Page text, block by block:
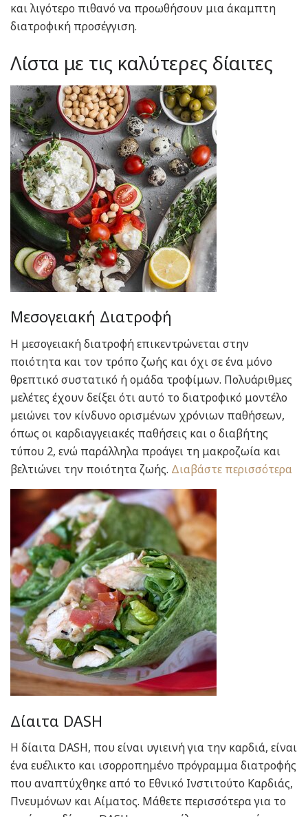
και λιγότερο πιθανό να προωθήσουν μια άκαμπτη
διατροφική προσέγγιση.
Λίστα με τις καλύτερες δίαιτες
Μεσογειακή Διατροφή
Η μεσογειακή διατροφή επικεντρώνεται στην
ποιότητα και τον τρόπο ζωής και όχι σε ένα μόνο
θρεπτικό συστατικό ή ομάδα τροφίμων. Πολυάριθμες
μελέτες έχουν δείξει ότι αυτό το διατροφικό μοντέλο
μειώνει τον κίνδυνο ορισμένων χρόνιων παθήσεων,
όπως οι καρδιαγγειακές παθήσεις και ο διαβήτης
τύπου 2, ενώ παράλληλα προάγει τη μακροζωία και
βελτιώνει την ποιότητα ζωής. Διαβάστε περισσότερα
Δίαιτα DASH
Η δίαιτα DASH, που είναι υγιεινή για την καρδιά, είναι
ένα ευέλικτο και ισορροπημένο πρόγραμμα διατροφής
που αναπτύχθηκε από το Εθνικό Ινστιτούτο Καρδιάς,
Πνευμόνων και Αίματος. Μάθετε περισσότερα για το